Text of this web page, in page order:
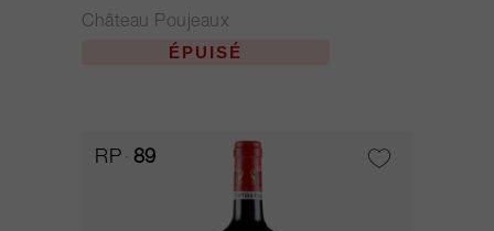
Château Poujeaux
ÉPUISÉ
RP 89